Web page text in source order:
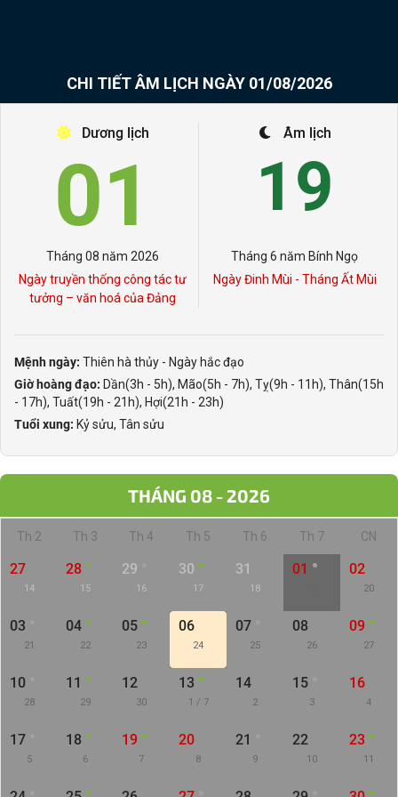
CHI TIẾT ÂM LỊCH NGÀY 01/08/2026
Dương lịch
01
Tháng 08 năm 2026
Ngày truyền thống công tác tư
tưởng – văn hoá của Đảng
Âm lịch
19
Tháng 6 năm Bính Ngọ
Ngày Đinh Mùi - Tháng Ất Mùi
Mệnh ngày: Thiên hà thủy - Ngày hắc đạo
Giờ hoàng đạo: Dần(3h - 5h), Mão(5h - 7h), Tỵ(9h - 11h), Thân(15h
- 17h), Tuất(19h - 21h), Hợi(21h - 23h)
Tuổi xung: Kỷ sửu, Tân sửu
THÁNG 08 - 2026
Th 2 Th 3 Th 4 Th 5 Th 6 Th 7 CN
27
14
28
15
29
16
30
17
31
18
01 02
20
03
21
04
22
05
23
06
24
07
25
08
26
09
27
10
28
11
29
12
30
13
1 / 7
14
2
15
3
16
4
17
5
18
6
19
7
20
8
21
9
22
10
23
11